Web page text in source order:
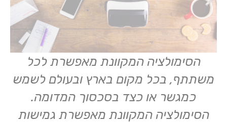
הסימולציה המקוונת מאפשרת לכל
משתתף, בכל מקום בארץ ובעולם לשמש
כמגשר או כצד בסכסוך המדומה.
הסימולציה המקוונת מאפשרת גמישות